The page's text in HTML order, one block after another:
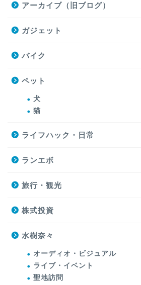
アーカイブ（旧ブログ）
ガジェット
バイク
ペット
犬
猫
ライフハック・日常
ランエボ
旅行・観光
株式投資
水樹奈々
オーディオ・ビジュアル
ライブ・イベント
聖地訪問